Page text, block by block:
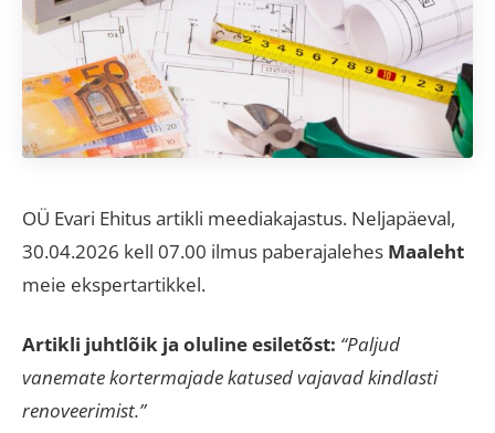
OÜ Evari Ehitus artikli meediakajastus. Neljapäeval,
30.04.2026 kell 07.00 ilmus paberajalehes Maaleht
meie ekspertartikkel.
Artikli juhtlõik ja oluline esiletõst: “Paljud
vanemate kortermajade katused vajavad kindlasti
renoveerimist.”